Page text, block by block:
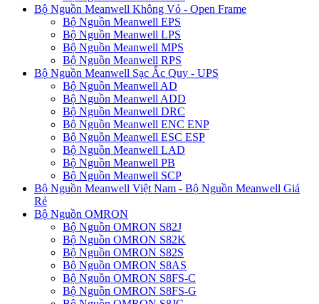
Bộ Nguồn Meanwell Không Vỏ - Open Frame
Bộ Nguồn Meanwell EPS
Bộ Nguồn Meanwell LPS
Bộ Nguồn Meanwell MPS
Bộ Nguồn Meanwell RPS
Bộ Nguồn Meanwell Sạc Ắc Quy - UPS
Bộ Nguồn Meanwell AD
Bộ Nguồn Meanwell ADD
Bộ Nguồn Meanwell DRC
Bộ Nguồn Meanwell ENC ENP
Bộ Nguồn Meanwell ESC ESP
Bộ Nguồn Meanwell LAD
Bộ Nguồn Meanwell PB
Bộ Nguồn Meanwell SCP
Bộ Nguồn Meanwell Việt Nam - Bộ Nguồn Meanwell Giá
Rẻ
Bộ Nguồn OMRON
Bộ Nguồn OMRON S82J
Bộ Nguồn OMRON S82K
Bộ Nguồn OMRON S82S
Bộ Nguồn OMRON S8AS
Bộ Nguồn OMRON S8FS-C
Bộ Nguồn OMRON S8FS-G